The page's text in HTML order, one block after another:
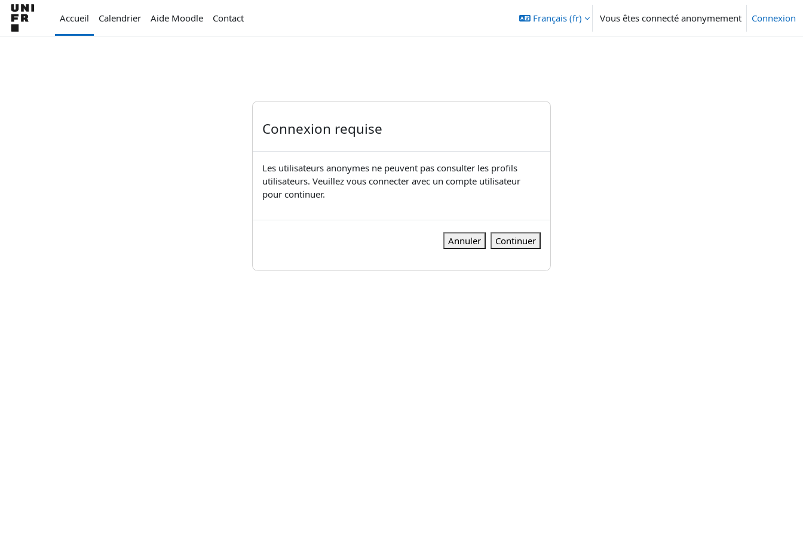
Passer au contenu principal
Accueil
Calendrier Aide Moodle Contact Français ‎(fr)‎ Vous êtes connecté anonymement Connexion
Connexion requise
Les utilisateurs anonymes ne peuvent pas consulter les profils
utilisateurs. Veuillez vous connecter avec un compte utilisateur
pour continuer.
Annuler Continuer